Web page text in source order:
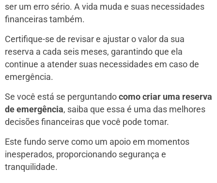
ser um erro sério. A vida muda e suas necessidades
financeiras também.
Certifique-se de revisar e ajustar o valor da sua
reserva a cada seis meses, garantindo que ela
continue a atender suas necessidades em caso de
emergência.
Se você está se perguntando como criar uma reserva
de emergência, saiba que essa é uma das melhores
decisões financeiras que você pode tomar.
Este fundo serve como um apoio em momentos
inesperados, proporcionando segurança e
tranquilidade.